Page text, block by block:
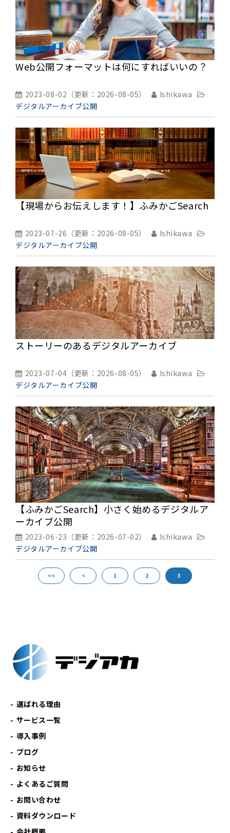
Web公開フォーマットは何にすればいいの？
2023-08-02 （更新： 2026-08-05）
Ishikawa
デジタルアーカイブ公開
【現場からお伝えします！】ふみかごSearch
2023-07-26 （更新： 2026-08-05）
Ishikawa
デジタルアーカイブ公開
ストーリーのあるデジタルアーカイブ
2023-07-04 （更新： 2026-08-05）
Ishikawa
デジタルアーカイブ公開
【ふみかごSearch】小さく始めるデジタルア
ーカイブ公開
2023-06-23 （更新： 2026-07-02）
Ishikawa
デジタルアーカイブ公開
<< < 1 2 3
選ばれる理由
サービス一覧
導入事例
ブログ
お知らせ
よくあるご質問
お問い合わせ
資料ダウンロード